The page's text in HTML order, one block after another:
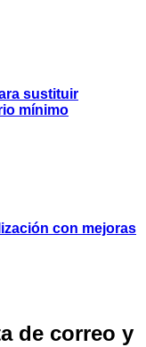
sustituir
mínimo
con mejoras
de correo y